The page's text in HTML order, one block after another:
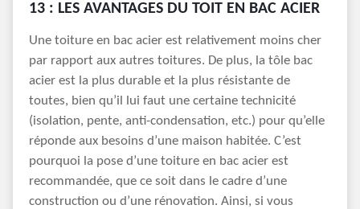
13 : LES AVANTAGES DU TOIT EN BAC ACIER
Une toiture en bac acier est relativement moins cher
par rapport aux autres toitures. De plus, la tôle bac
acier est la plus durable et la plus résistante de
toutes, bien qu’il lui faut une certaine technicité
(isolation, pente, anti-condensation, etc.) pour qu’elle
réponde aux besoins d’une maison habitée. C’est
pourquoi la pose d’une toiture en bac acier est
recommandée, que ce soit dans le cadre d’une
construction ou d’une rénovation. Ainsi, si vous